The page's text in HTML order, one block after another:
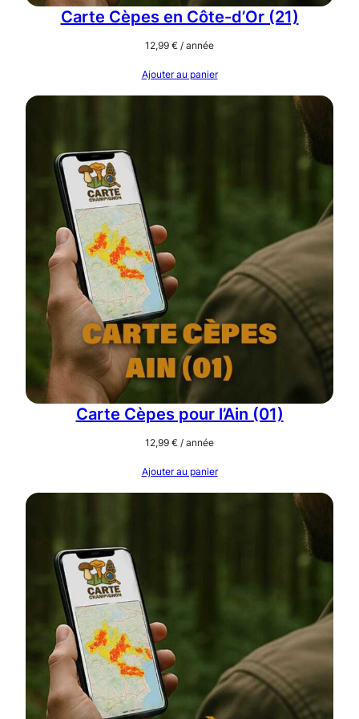
7
Carte Cèpes en Côte-d’Or (21)
12,99 € / année
Ajouter au panier
Carte Cèpes pour l’Ain (01)
12,99 € / année
Ajouter au panier